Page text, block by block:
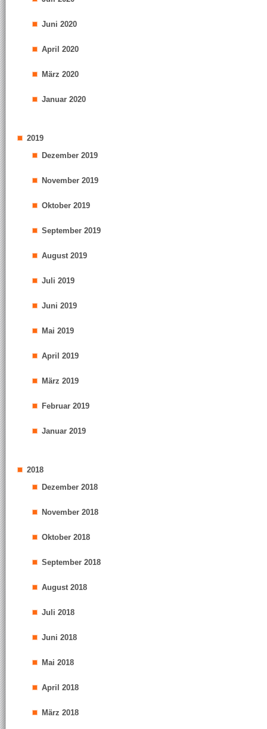
Juni 2020
April 2020
März 2020
Januar 2020
2019
Dezember 2019
November 2019
Oktober 2019
September 2019
August 2019
Juli 2019
Juni 2019
Mai 2019
April 2019
März 2019
Februar 2019
Januar 2019
2018
Dezember 2018
November 2018
Oktober 2018
September 2018
August 2018
Juli 2018
Juni 2018
Mai 2018
April 2018
März 2018